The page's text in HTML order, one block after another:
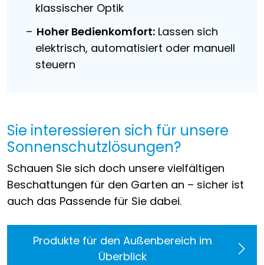
klassischer Optik
Hoher Bedienkomfort: Lassen sich
elektrisch, automatisiert oder manuell
steuern
Sie interessieren sich für unsere
Sonnenschutzlösungen?
Schauen Sie sich doch unsere vielfältigen
Beschattungen für den Garten an – sicher ist
auch das Passende für Sie dabei.
Produkte für den Außenbereich im
Überblick